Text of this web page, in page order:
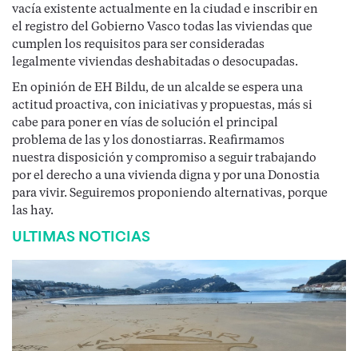
vacía existente actualmente en la ciudad e inscribir en
el registro del Gobierno Vasco todas las viviendas que
cumplen los requisitos para ser consideradas
legalmente viviendas deshabitadas o desocupadas.
En opinión de EH Bildu, de un alcalde se espera una
actitud proactiva, con iniciativas y propuestas, más si
cabe para poner en vías de solución el principal
problema de las y los donostiarras. Reafirmamos
nuestra disposición y compromiso a seguir trabajando
por el derecho a una vivienda digna y por una Donostia
para vivir. Seguiremos proponiendo alternativas, porque
las hay.
ULTIMAS NOTICIAS